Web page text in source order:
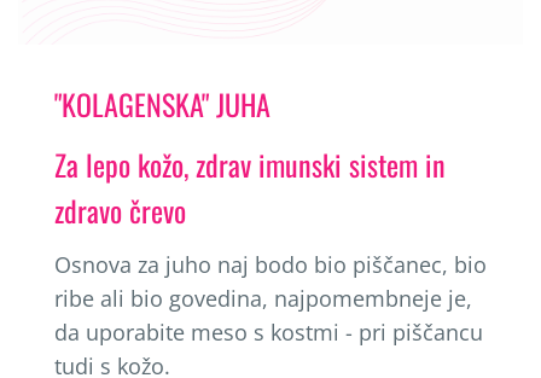
"KOLAGENSKA" JUHA
Za lepo kožo, zdrav imunski sistem in
zdravo črevo
Osnova za juho naj bodo bio piščanec, bio
ribe ali bio govedina, najpomembneje je,
da uporabite meso s kostmi - pri piščancu
tudi s kožo.